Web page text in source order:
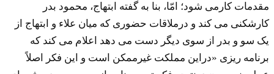
مقدمات کارمی شود؛ امّا، بنا به گفته ابتهاج، محمود بدر
کارشکنی می کند و درملاقات حضوری که میان علاء و ابتهاج از
یک سو و بدر از سوی دیگر دست می دهد اعلام می کند که
برنامه ریزی «دراین مملکت غیرممکن است و این فکر اصلاً